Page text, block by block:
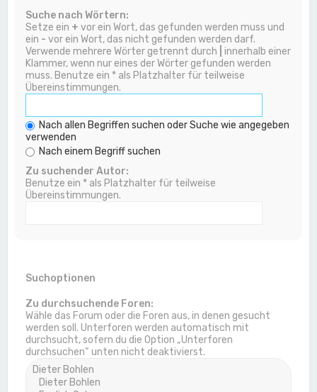
Suche nach Wörtern:
Setze ein + vor ein Wort, das gefunden werden muss und
ein - vor ein Wort, das nicht gefunden werden darf.
Verwende mehrere Wörter getrennt durch
innerhalb einer
Klammer, wenn nur eines der Wörter gefunden werden
muss. Benutze ein * als Platzhalter für teilweise
Übereinstimmungen.
Nach allen Begriffen suchen oder Suche wie angegeben
verwenden
Nach einem Begriff suchen
Zu suchender Autor:
Benutze ein * als Platzhalter für teilweise
Übereinstimmungen.
Suchoptionen
Zu durchsuchende Foren:
Wähle das Forum oder die Foren aus, in denen gesucht
werden soll. Unterforen werden automatisch mit
durchsucht, sofern du die Option „Unterforen
durchsuchen“ unten nicht deaktivierst.